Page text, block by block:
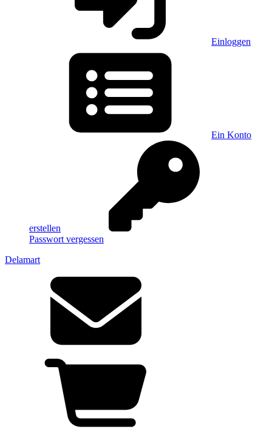
Einloggen
Ein Konto
erstellen
Passwort vergessen
Delamart